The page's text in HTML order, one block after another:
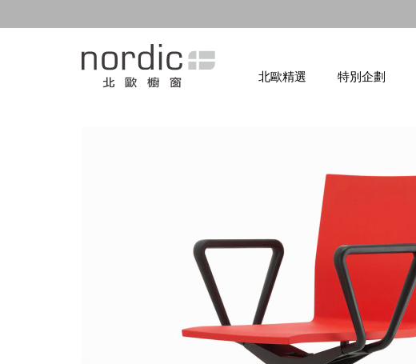
北歐精選 特別企劃